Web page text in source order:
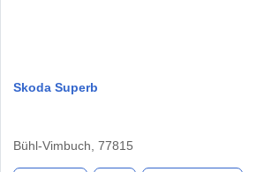
Skoda Superb
Bühl-Vimbuch, 77815